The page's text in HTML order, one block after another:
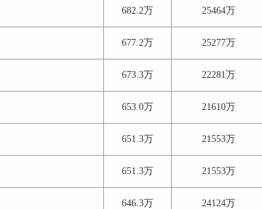
682.2万 25464万
677.2万 25277万
673.3万 22281万
653.0万 21610万
651.3万 21553万
651.3万 21553万
646.3万 24124万